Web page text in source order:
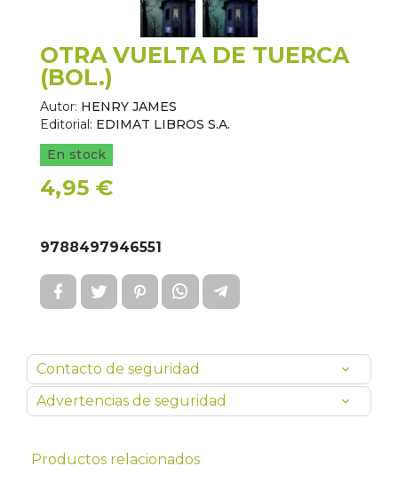
OTRA VUELTA DE TUERCA
(BOL.)
Autor: HENRY JAMES
Editorial: EDIMAT LIBROS S.A.
En stock
4,95 €
9788497946551
Contacto de seguridad
Advertencias de seguridad
Productos relacionados